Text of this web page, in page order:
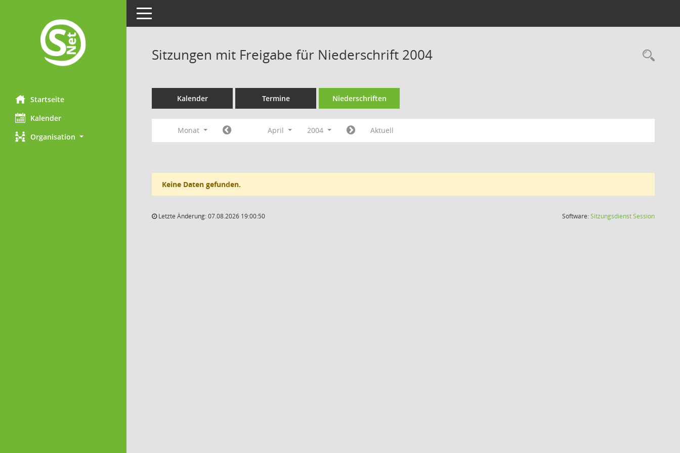
Startseite
Kalender
Organisation
Toggle navigation
Sitzungen mit Freigabe für Niederschrift 2004
Kalender Termine Niederschriften
Monat April 2004 Aktuell
Keine Daten gefunden.
Letzte Änderung: 07.08.2026 19:00:50 Software:SitzungsdienstSession(Wird in